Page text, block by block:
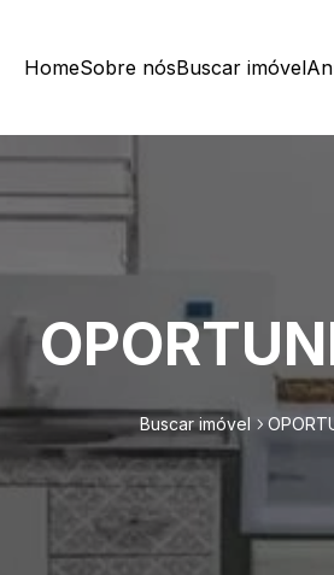
HomeSobre nósBuscar imóvel
Buscar imóvel